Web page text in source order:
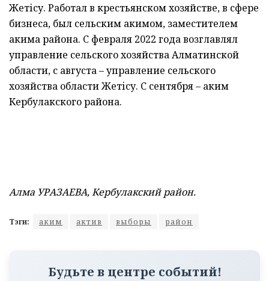
Жетісу. Работал в крестьянском хозяйстве, в сфере
бизнеса, был сельским акимом, заместителем
акима района. С февраля 2022 года возглавлял
управление сельского хозяйства Алматинской
области, с августа – управление сельского
хозяйства области Жетісу. С сентября – аким
Кербулакского района.
Алма УРАЗАЕВА, Кербулакский район.
Тэги: аким актив выборы район
Будьте в центре событий!